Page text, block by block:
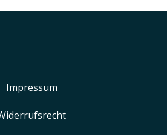
Impressum